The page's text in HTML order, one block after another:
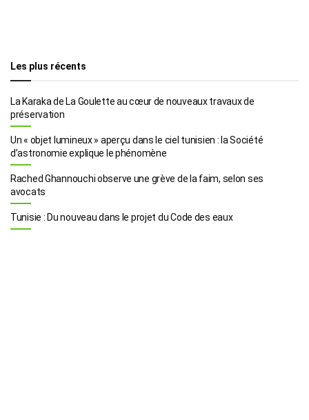
Les plus récents
La Karaka de La Goulette au cœur de nouveaux travaux de
préservation
Un « objet lumineux » aperçu dans le ciel tunisien : la Société
d’astronomie explique le phénomène
Rached Ghannouchi observe une grève de la faim, selon ses
avocats
Tunisie : Du nouveau dans le projet du Code des eaux